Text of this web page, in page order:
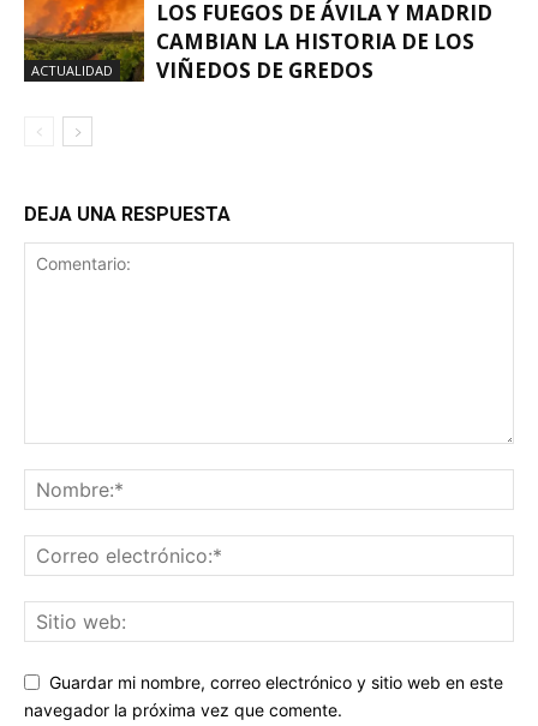
ACTUALIDAD
LOS FUEGOS DE ÁVILA Y MADRID
CAMBIAN LA HISTORIA DE LOS
VIÑEDOS DE GREDOS
DEJA UNA RESPUESTA
Guardar mi nombre, correo electrónico y sitio web en este
navegador la próxima vez que comente.